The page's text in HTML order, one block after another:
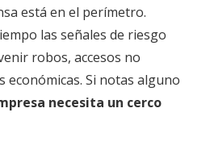
está en el perímetro.
las señales de riesgo
robos, accesos no
económicas. Si notas alguno
necesita un cerco